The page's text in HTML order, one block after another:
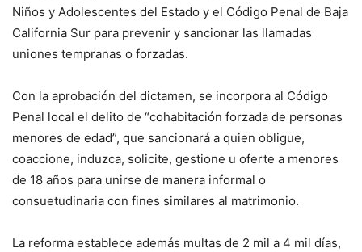
Niños y Adolescentes del Estado y el Código Penal de Baja
California Sur para prevenir y sancionar las llamadas
uniones tempranas o forzadas.
Con la aprobación del dictamen, se incorpora al Código
Penal local el delito de “cohabitación forzada de personas
menores de edad”, que sancionará a quien obligue,
coaccione, induzca, solicite, gestione u oferte a menores
de 18 años para unirse de manera informal o
consuetudinaria con fines similares al matrimonio.
La reforma establece además multas de 2 mil a 4 mil días,